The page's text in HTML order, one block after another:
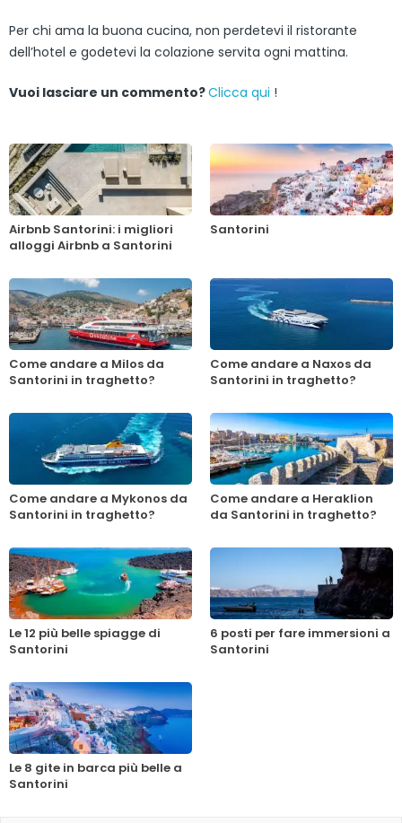
Per chi ama la buona cucina, non perdetevi il ristorante
dell’hotel e godetevi la colazione servita ogni mattina.
Vuoi lasciare un commento?Clicca qui !
Airbnb Santorini: i migliori
alloggi Airbnb a Santorini
Santorini
Come andare a Milos da
Santorini in traghetto?
Come andare a Naxos da
Santorini in traghetto?
Come andare a Mykonos da
Santorini in traghetto?
Come andare a Heraklion
da Santorini in traghetto?
Le 12 più belle spiagge di
Santorini
6 posti per fare immersioni a
Santorini
Le 8 gite in barca più belle a
Santorini